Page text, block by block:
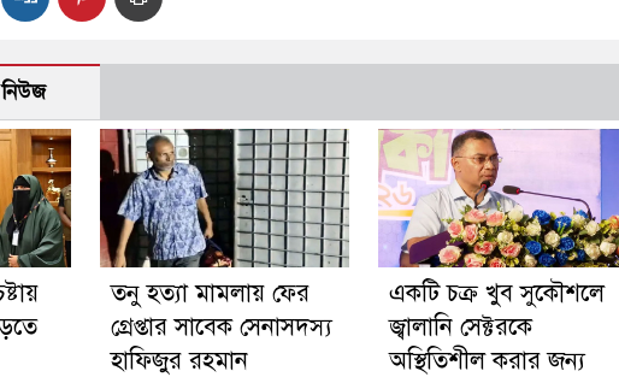
তনু হত্যা মামলায় ফের
গ্রেপ্তার সাবেক সেনাসদস্য
হাফিজুর রহমান
একটি চক্র খুব সুকৌশলে
জ্বালানি সেক্টরকে
অস্থিতিশীল করার জন্য